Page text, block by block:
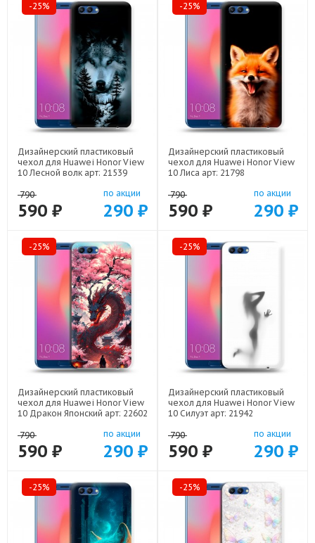
-25%
Дизайнерский пластиковый
чехол для Huawei Honor View
10 Лесной волк арт: 21539
790
590 ₽
по акции
290 ₽
-25%
Дизайнерский пластиковый
чехол для Huawei Honor View
10 Лиса арт: 21798
790
590 ₽
по акции
290 ₽
-25%
Дизайнерский пластиковый
чехол для Huawei Honor View
10 Дракон Японский арт: 22602
790
590 ₽
по акции
290 ₽
-25%
Дизайнерский пластиковый
чехол для Huawei Honor View
10 Силуэт арт: 21942
790
590 ₽
по акции
290 ₽
-25% -25%